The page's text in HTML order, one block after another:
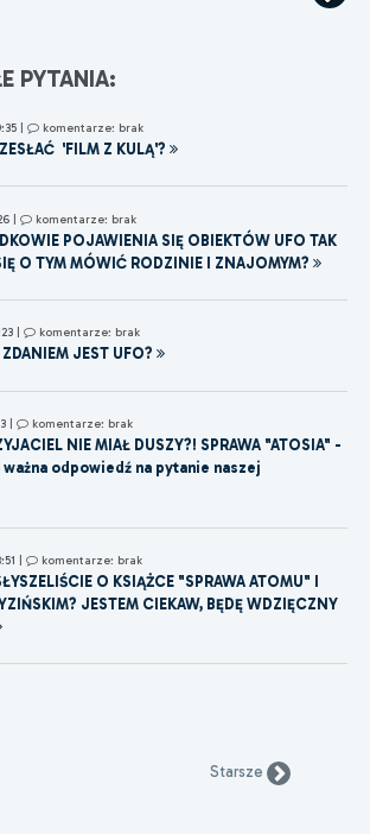
PYTANIA:
| komentarze: brak
'FILM Z KULĄ'?
| komentarze: brak
POJAWIENIA SIĘ OBIEKTÓW UFO TAK
O TYM MÓWIĆ RODZINIE I ZNAJOMYM?
komentarze: brak
JEST UFO?
komentarze: brak
NIE MIAŁ DUSZY?! SPRAWA "ATOSIA" -
odpowiedź na pytanie naszej
| komentarze: brak
O KSIĄŻCE "SPRAWA ATOMU" I
JESTEM CIEKAW, BĘDĘ WDZIĘCZNY
Starsze